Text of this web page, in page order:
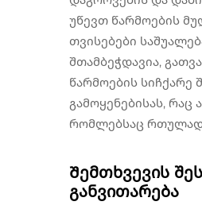
უწევთ წარმოების
თვისებები
შთამბეჭდავია,
წარმოების სიჩქარე
გამოყენებისას,
რომლებსაც რთულად
Შემთხვევის
განვითარება